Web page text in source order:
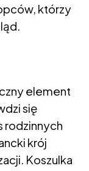
którzy
element
się
rodzinnych
krój
Koszulka